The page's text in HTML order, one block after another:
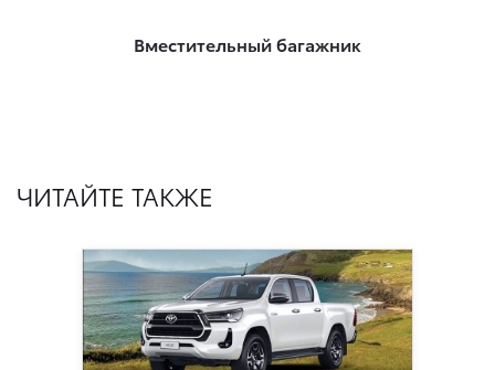
Вместительный багажник
ЧИТАЙТЕ ТАКЖЕ